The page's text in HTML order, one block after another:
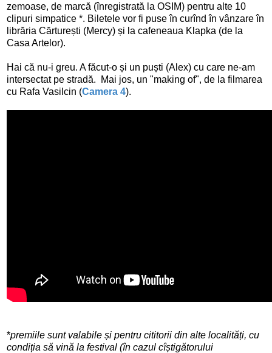
zemoase, de marcă (înregistrată la OSIM) pentru alte 10
clipuri simpatice *. Biletele vor fi puse în curînd în vânzare în
librăria Cărturești (Mercy) și la cafeneaua Klapka (de la
Casa Artelor).
Hai că nu-i greu. A făcut-o și un puști (Alex) cu care ne-am
intersectat pe stradă. Mai jos, un "making of", de la filmarea
cu Rafa Vasilcin (Camera 4).
*premiile sunt valabile și pentru cititorii din alte localități, cu
condiția să vină la festival (în cazul cîștigătorului